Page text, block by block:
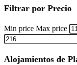
Filtrar por Precio
Min price Max price
Alojamientos de